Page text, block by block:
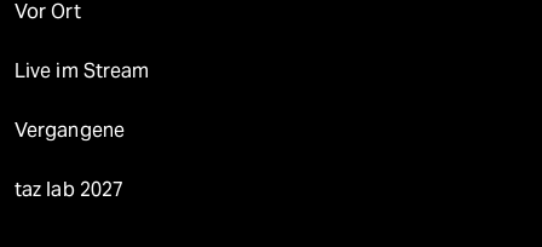
Vor Ort
Live im Stream
Vergangene
taz lab 2027